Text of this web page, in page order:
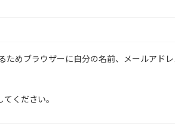
ためブラウザーに自分の名前、メールアドレ
ください。